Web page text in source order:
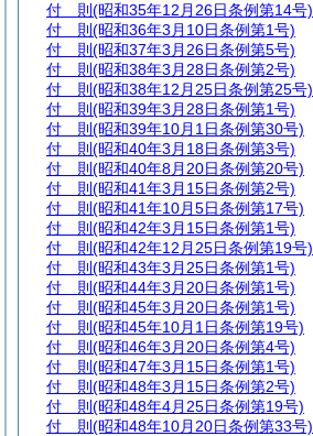
付 則 (昭和35年12月26日条例第14号)
付 則 (昭和36年3月10日条例第1号)
付 則 (昭和37年3月26日条例第5号)
付 則 (昭和38年3月28日条例第2号)
付 則 (昭和38年12月25日条例第25号)
付 則 (昭和39年3月28日条例第1号)
付 則 (昭和39年10月1日条例第30号)
付 則 (昭和40年3月18日条例第3号)
付 則 (昭和40年8月20日条例第20号)
付 則 (昭和41年3月15日条例第2号)
付 則 (昭和41年10月5日条例第17号)
付 則 (昭和42年3月15日条例第1号)
付 則 (昭和42年12月25日条例第19号)
付 則 (昭和43年3月25日条例第1号)
付 則 (昭和44年3月20日条例第1号)
付 則 (昭和45年3月20日条例第1号)
付 則 (昭和45年10月1日条例第19号)
付 則 (昭和46年3月20日条例第4号)
付 則 (昭和47年3月15日条例第1号)
付 則 (昭和48年3月15日条例第2号)
付 則 (昭和48年4月25日条例第19号)
付 則 (昭和48年10月20日条例第33号)